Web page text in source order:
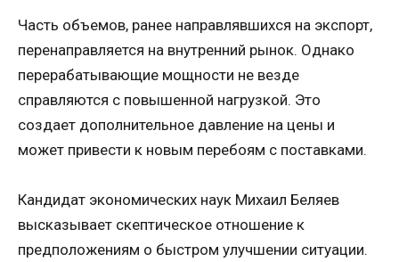
Часть объемов, ранее направлявшихся на экспорт,
перенаправляется на внутренний рынок. Однако
перерабатывающие мощности не везде
справляются с повышенной нагрузкой. Это
создает дополнительное давление на цены и
может привести к новым перебоям с поставками.
Кандидат экономических наук Михаил Беляев
высказывает скептическое отношение к
предположениям о быстром улучшении ситуации.